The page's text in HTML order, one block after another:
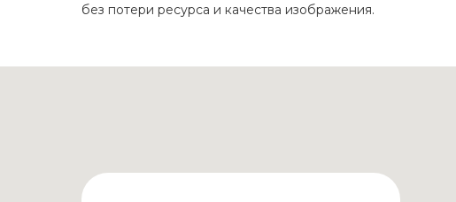
без потери ресурса и качества изображения.